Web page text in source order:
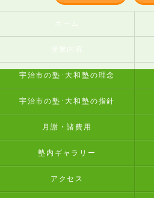
ホーム
授業内容
宇治市の塾･大和塾の理念
宇治市の塾･大和塾の指針
月謝・諸費用
塾内ギャラリー
アクセス